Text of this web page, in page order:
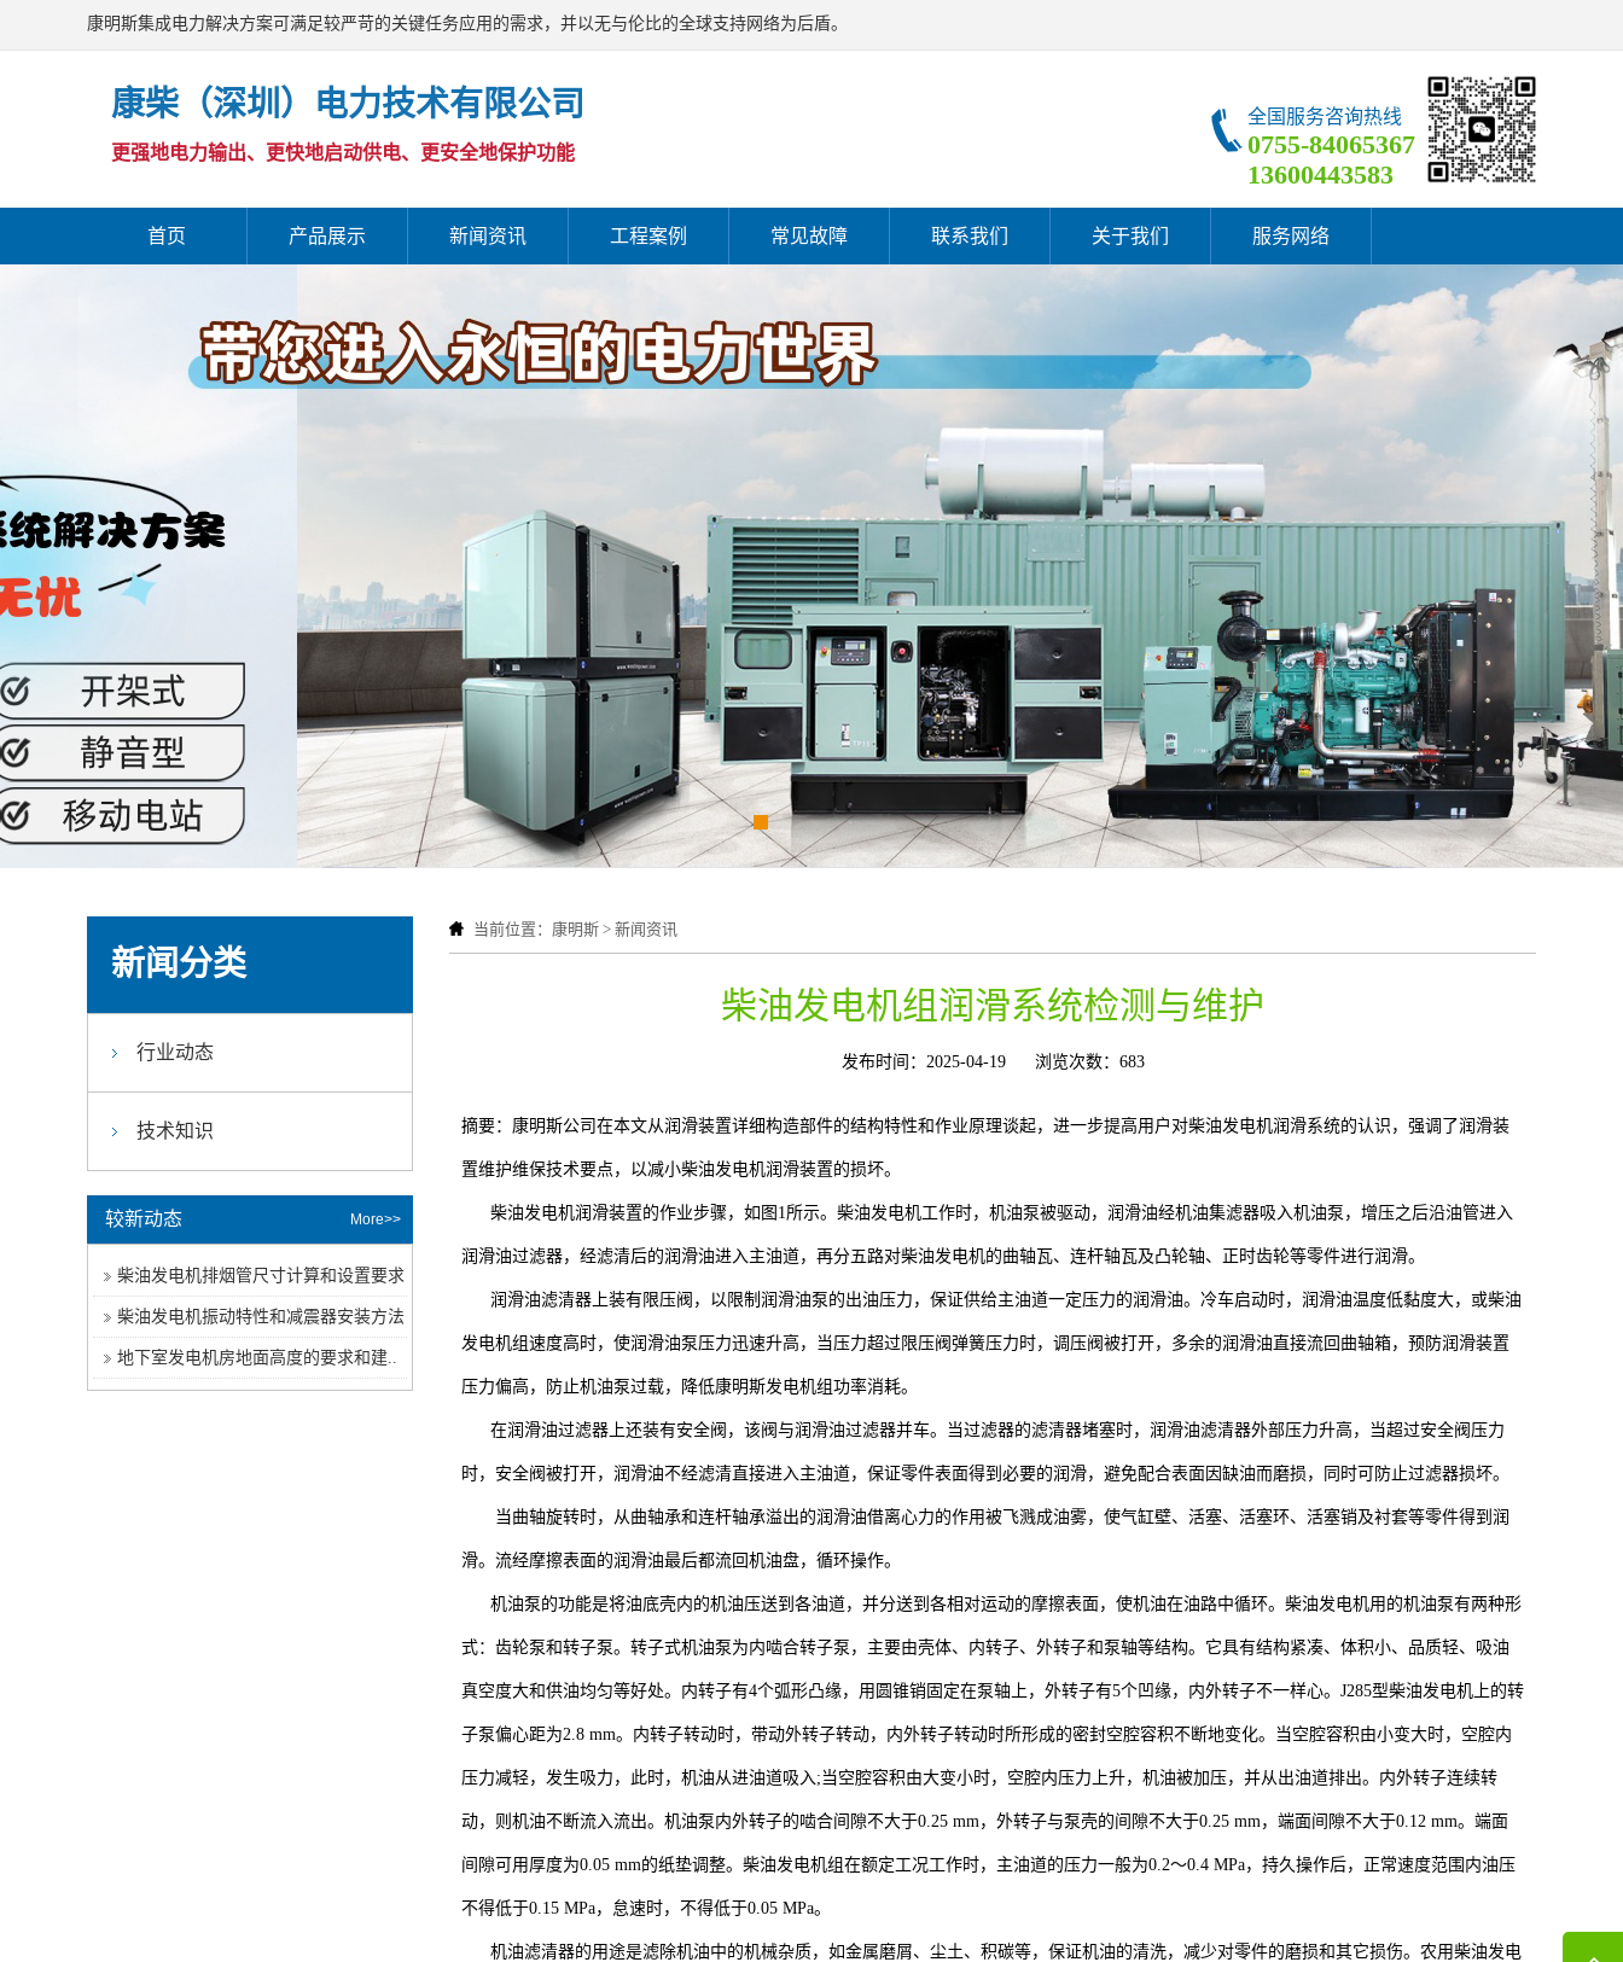
康明斯集成电力解决方案可满足较严苛的关键任务应用的需求，并以无与伦比的全球支持网络为后盾。
康柴（深圳）电力技术有限公司
更强地电力输出、更快地启动供电、更安全地保护功能
全国服务咨询热线
0755-84065367
13600443583
首页 产品展示 新闻资讯 工程案例 常见故障 联系我们 关于我们 服务网络
当前位置： 康明斯 > 新闻资讯
柴油发电机组润滑系统检测与维护
发布时间：2025-04-19 浏览次数：683
摘要：康明斯公司在本文从润滑装置详细构造部件的结构特性和作业原理谈起，进一步提高用户对柴油发电机润滑系统的认识，强调了润滑装
置维护维保技术要点，以减小柴油发电机润滑装置的损坏。
柴油发电机润滑装置的作业步骤，如图1所示。柴油发电机工作时，机油泵被驱动，润滑油经机油集滤器吸入机油泵，增压之后沿油管进入
润滑油过滤器，经滤清后的润滑油进入主油道，再分五路对柴油发电机的曲轴瓦、连杆轴瓦及凸轮轴、正时齿轮等零件进行润滑。
润滑油滤清器上装有限压阀，以限制润滑油泵的出油压力，保证供给主油道一定压力的润滑油。冷车启动时，润滑油温度低黏度大，或柴油
发电机组速度高时，使润滑油泵压力迅速升高，当压力超过限压阀弹簧压力时，调压阀被打开，多余的润滑油直接流回曲轴箱，预防润滑装置
压力偏高，防止机油泵过载，降低康明斯发电机组功率消耗。
在润滑油过滤器上还装有安全阀，该阀与润滑油过滤器并车。当过滤器的滤清器堵塞时，润滑油滤清器外部压力升高，当超过安全阀压力
时，安全阀被打开，润滑油不经滤清直接进入主油道，保证零件表面得到必要的润滑，避免配合表面因缺油而磨损，同时可防止过滤器损坏。
当曲轴旋转时，从曲轴承和连杆轴承溢出的润滑油借离心力的作用被飞溅成油雾，使气缸壁、活塞、活塞环、活塞销及衬套等零件得到润
滑。流经摩擦表面的润滑油最后都流回机油盘，循环操作。
机油泵的功能是将油底壳内的机油压送到各油道，并分送到各相对运动的摩擦表面，使机油在油路中循环。柴油发电机用的机油泵有两种形
式：齿轮泵和转子泵。转子式机油泵为内啮合转子泵，主要由壳体、内转子、外转子和泵轴等结构。它具有结构紧凑、体积小、品质轻、吸油
真空度大和供油均匀等好处。内转子有4个弧形凸缘，用圆锥销固定在泵轴上，外转子有5个凹缘，内外转子不一样心。J285型柴油发电机上的转
子泵偏心距为2.8 mm。内转子转动时，带动外转子转动，内外转子转动时所形成的密封空腔容积不断地变化。当空腔容积由小变大时，空腔内
压力减轻，发生吸力，此时，机油从进油道吸入;当空腔容积由大变小时，空腔内压力上升，机油被加压，并从出油道排出。内外转子连续转
动，则机油不断流入流出。机油泵内外转子的啮合间隙不大于0.25 mm，外转子与泵壳的间隙不大于0.25 mm，端面间隙不大于0.12 mm。端面
间隙可用厚度为0.05 mm的纸垫调整。柴油发电机组在额定工况工作时，主油道的压力一般为0.2～0.4 MPa，持久操作后，正常速度范围内油压
不得低于0.15 MPa，怠速时，不得低于0.05 MPa。
机油滤清器的用途是滤除机油中的机械杂质，如金属磨屑、尘土、积碳等，保证机油的清洗，减少对零件的磨损和其它损伤。农用柴油发电
新闻分类
行业动态
技术知识
较新动态 More>>
柴油发电机排烟管尺寸计算和设置要求
柴油发电机振动特性和减震器安装方法
地下室发电机房地面高度的要求和建..